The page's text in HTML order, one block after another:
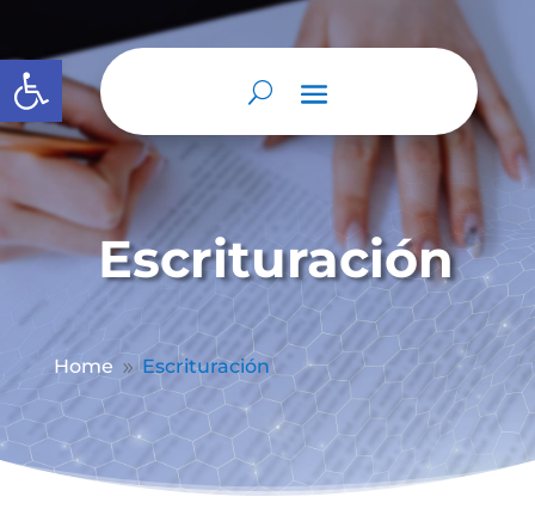
Abrir barra de herramientas
Escrituración
Home 9 Escrituración